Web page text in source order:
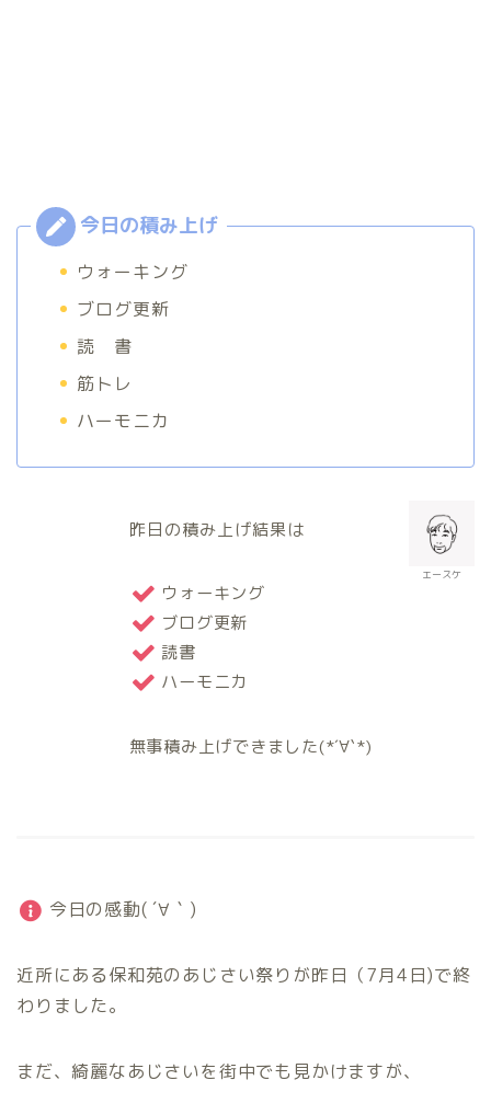
ウォーキング
ブログ更新
読 書
筋トレ
ハーモニカ
エースケ
昨日の積み上げ結果は
ウォーキング
ブログ更新
読書
ハーモニカ
無事積み上げできました(*´∀`*)
今日の感動( ´∀｀)
近所にある保和苑のあじさい祭りが昨日（7月4日)で終
わりました。
まだ、綺麗なあじさいを街中でも見かけますが、